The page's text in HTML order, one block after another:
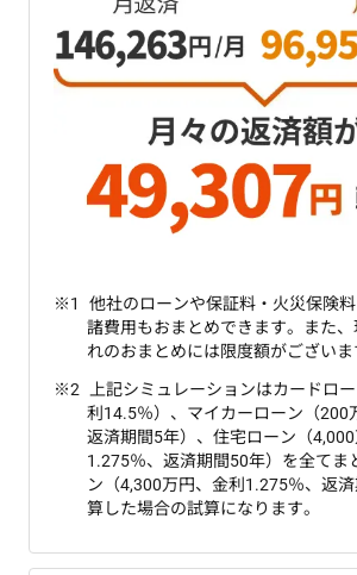
他社のローンや保証料・火災保険
諸費用もおまとめできます。また
れのおまとめには限度額がございま
上記シミュレーションはカードロ
利14.5％）、マイカーローン（200
返済期間5年）、住宅ローン（4,000
1.275％、返済期間50年）を全てま
ン（4,300万円、金利1.275％、返
算した場合の試算になります。